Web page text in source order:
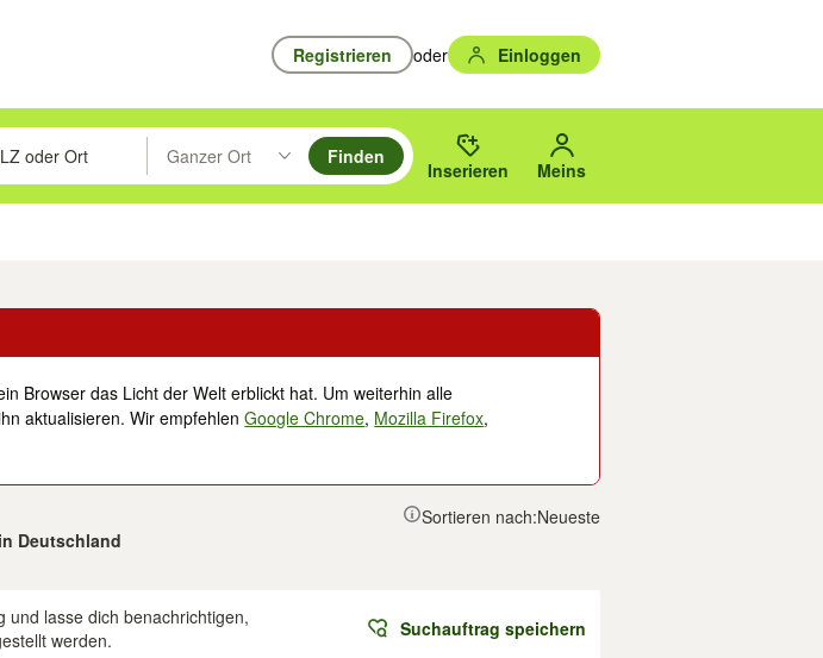
Registrieren oder Einloggen
mit den Pfeiltasten nach oben/unten durchsuchen und mit Eingabetaste auswählen.
Ort eingeben. Eingabetaste drücken um zu suchen, oder Vorschläge mit den Pfeiltasten nach oben/
Ganzer Ort
Suche im Umkreis des gewählten Orts oder PLZ.
Finden
Inserieren Meins
Browser das Licht der Welt erblickt hat. Um weiterhin alle
aktualisieren. Wir empfehlenGoogle Chrome, Mozilla Firefox,
Deutschland
Sortieren nach:Neueste
und lasse dich benachrichtigen,
werden.
Suchauftrag speichern